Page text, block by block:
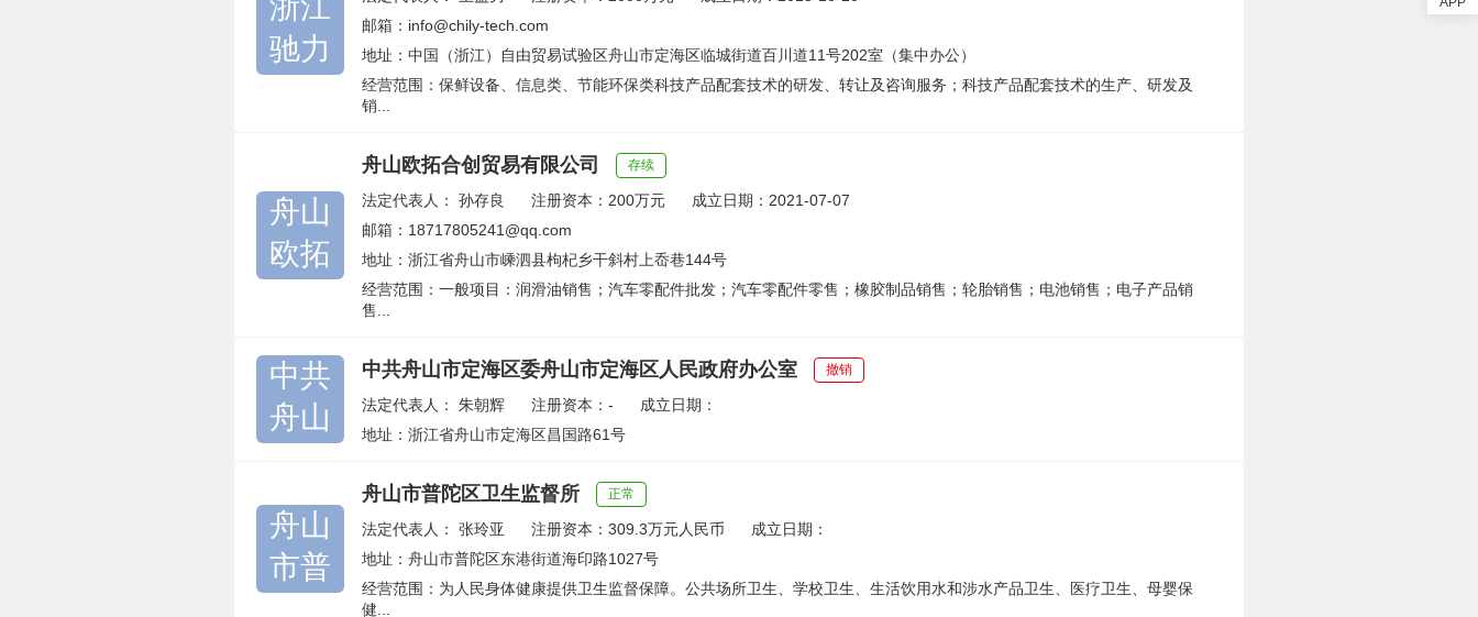
驰力
邮箱：info@chily-tech.com
地址：中国（浙江）自由贸易试验区舟山市定海区临城街道百川道11号202室（集中办公）
经营范围：保鲜设备、信息类、节能环保类科技产品配套技术的研发、转让及咨询服务；科技产品配套技术的生产、研发及
销...
舟山
欧拓
舟山欧拓合创贸易有限公司 存续
法定代表人：孙存良 注册资本：200万元
成立日期：2021-07-07
邮箱：18717805241@qq.com
地址：浙江省舟山市嵊泗县枸杞乡干斜村上岙巷144号
经营范围：一般项目：润滑油销售；汽车零配件批发；汽车零配件零售；橡胶制品销售；轮胎销售；电池销售；电子产品销
售...
中共
舟山
中共舟山市定海区委舟山市定海区人民政府办公室 撤销
法定代表人：朱朝辉 注册资本：-
成立日期：
地址：浙江省舟山市定海区昌国路61号
舟山
市普
舟山市普陀区卫生监督所 正常
法定代表人：张玲亚 注册资本：309.3万元人民币
成立日期：
地址：舟山市普陀区东港街道海印路1027号
经营范围：为人民身体健康提供卫生监督保障。公共场所卫生、学校卫生、生活饮用水和涉水产品卫生、医疗卫生、母婴保
健...